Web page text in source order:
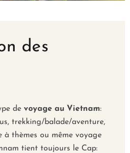
des
de voyage au Vietnam:
trekking/balade/aventure,
à thèmes ou même voyage
tient toujours le Cap: